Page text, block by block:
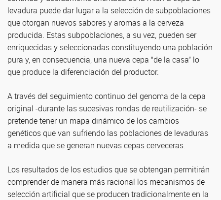
levadura puede dar lugar a la selección de subpoblaciones
que otorgan nuevos sabores y aromas a la cerveza
producida. Estas subpoblaciones, a su vez, pueden ser
enriquecidas y seleccionadas constituyendo una población
pura y, en consecuencia, una nueva cepa “de la casa” lo
que produce la diferenciación del productor.
A través del seguimiento continuo del genoma de la cepa
original -durante las sucesivas rondas de reutilización- se
pretende tener un mapa dinámico de los cambios
genéticos que van sufriendo las poblaciones de levaduras
a medida que se generan nuevas cepas cerveceras.
Los resultados de los estudios que se obtengan permitirán
comprender de manera más racional los mecanismos de
selección artificial que se producen tradicionalmente en la